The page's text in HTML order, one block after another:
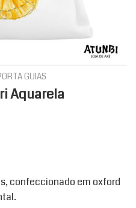
GUIAS
Aquarela
confeccionado em oxford